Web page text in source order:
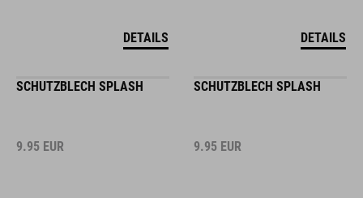
DETAILS DETAILS
SCHUTZBLECH SPLASH
9.95 EUR
SCHUTZBLECH SPLASH
9.95 EUR